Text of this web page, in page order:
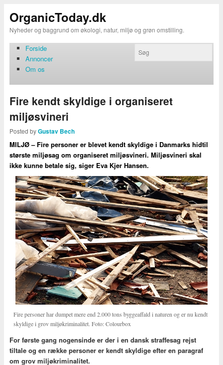
OrganicToday.dk
Nyheder og baggrund om økologi, natur, miljø og grøn omstilling.
Forside
Annoncer
Om os
Fire kendt skyldige i organiseret
miljøsvineri
Posted byGustav Bech
MILJØ – Fire personer er blevet kendt skyldige i Danmarks hidtil
største miljøsag om organiseret miljøsvineri. Miljøsvineri skal
ikke kunne betale sig, siger Eva Kjer Hansen.
Fire personer har dumpet mere end 2.000 tons byggeaffald i naturen og er nu kendt
skyldige i grov miljøkriminalitet. Foto: Colourbox
For første gang nogensinde er der i en dansk straffesag rejst
tiltale og en række personer er kendt skyldige efter en paragraf
om grov miljøkriminalitet.